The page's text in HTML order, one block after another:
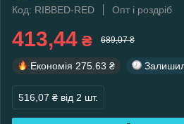
Код: RIBBED-RED
Опт і роздріб
413,44 ₴ 689,07 ₴
Економія 275.63 ₴
516,07 ₴ від 2 шт.